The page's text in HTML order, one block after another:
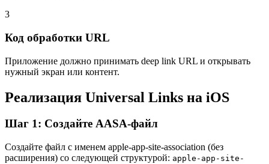
3
Код обработки URL
Приложение должно принимать deep link URL и открывать
нужный экран или контент.
Реализация Universal Links на iOS
Шаг 1: Создайте AASA-файл
Создайте файл с именем apple-app-site-association (без
расширения) со следующей структурой: apple-app-site-